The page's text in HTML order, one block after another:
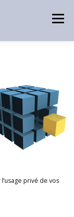
Menu
privé de vos